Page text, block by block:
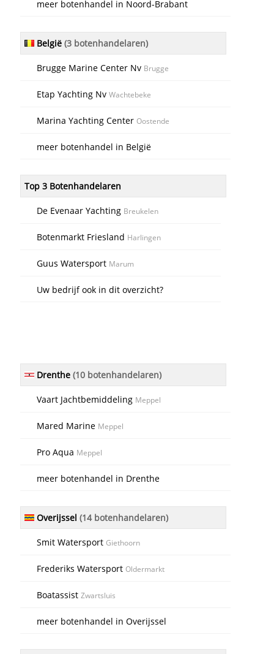
meer botenhandel in Noord-Brabant
België(3 botenhandelaren)
Brugge Marine Center Nv Brugge
Etap Yachting NvWachtebeke
Marina Yachting CenterOostende
meer botenhandel in België
Top 3 Botenhandelaren
De Evenaar Yachting Breukelen
Botenmarkt Friesland Harlingen
Guus Watersport Marum
Uw bedrijf ook in dit overzicht?
Drenthe(10 botenhandelaren)
Vaart Jachtbemiddeling Meppel
Mared Marine Meppel
Pro Aqua Meppel
meer botenhandel in Drenthe
Overijssel(14 botenhandelaren)
Smit WatersportGiethoorn
Frederiks WatersportOldermarkt
BoatassistZwartsluis
meer botenhandel in Overijssel